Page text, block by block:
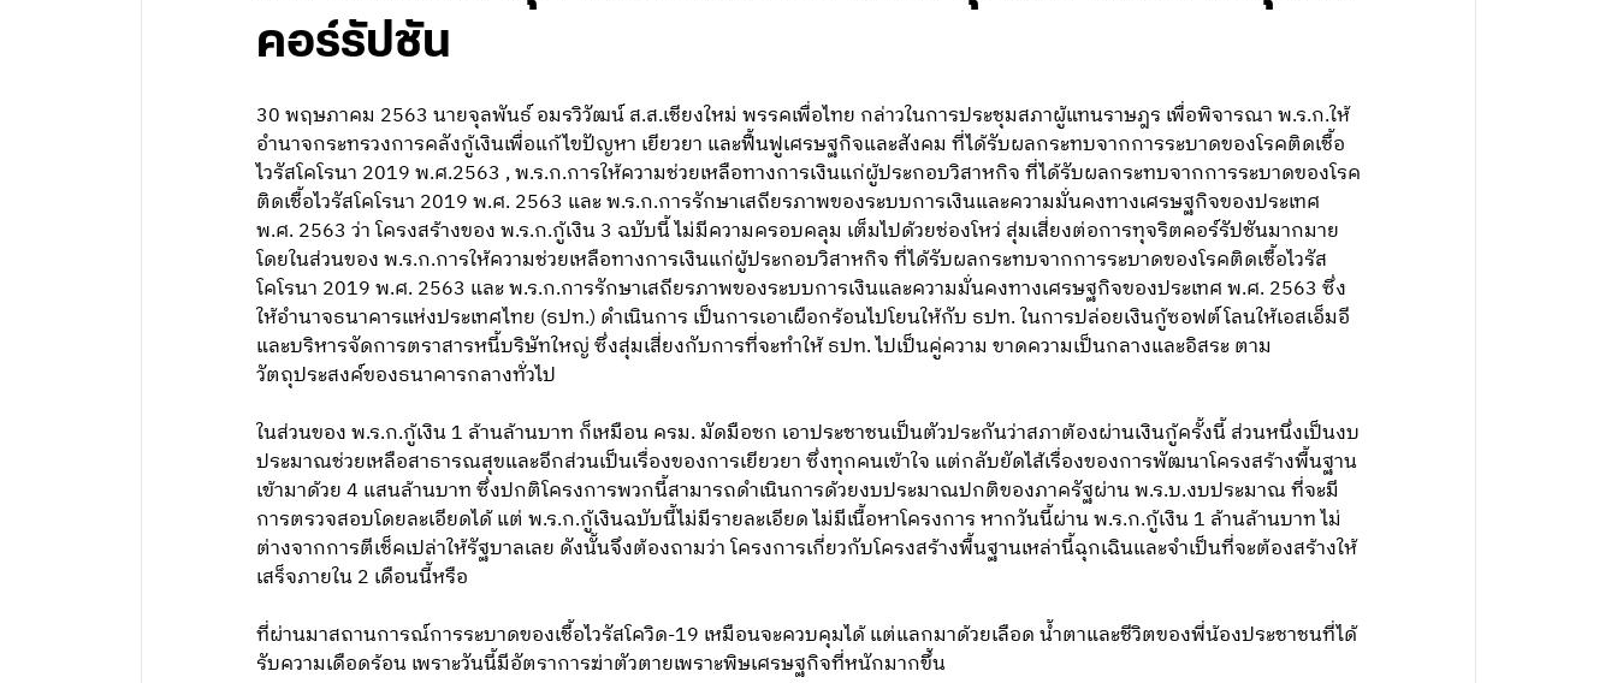
คอร์รัปชัน
30 พฤษภาคม 2563 นายจุลพันธ์ อมรวิวัฒน์ ส.ส.เชียงใหม่ พรรคเพื่อไทย กล่าวในการประชุมสภาผู้แทนราษฎร เพื่อพิจารณา พ.ร.ก.ให้
อำนาจกระทรวงการคลังกู้เงินเพื่อแก้ไขปัญหา เยียวยา และฟื้นฟูเศรษฐกิจและสังคม ที่ได้รับผลกระทบจากการระบาดของโรคติดเชื้อ
ไวรัสโคโรนา 2019 พ.ศ.2563 , พ.ร.ก.การให้ความช่วยเหลือทางการเงินแก่ผู้ประกอบวิสาหกิจ ที่ได้รับผลกระทบจากการระบาดของโรค
ติดเชื้อไวรัสโคโรนา 2019 พ.ศ. 2563 และ พ.ร.ก.การรักษาเสถียรภาพของระบบการเงินและความมั่นคงทางเศรษฐกิจของประเทศ
พ.ศ. 2563 ว่า โครงสร้างของ พ.ร.ก.กู้เงิน 3 ฉบับนี้ ไม่มีความครอบคลุม เต็มไปด้วยช่องโหว่ สุ่มเสี่ยงต่อการทุจริตคอร์รัปชันมากมาย
โดยในส่วนของ พ.ร.ก.การให้ความช่วยเหลือทางการเงินแก่ผู้ประกอบวิสาหกิจ ที่ได้รับผลกระทบจากการระบาดของโรคติดเชื้อไวรัส
โคโรนา 2019 พ.ศ. 2563 และ พ.ร.ก.การรักษาเสถียรภาพของระบบการเงินและความมั่นคงทางเศรษฐกิจของประเทศ พ.ศ. 2563 ซึ่ง
ให้อำนาจธนาคารแห่งประเทศไทย (ธปท.) ดำเนินการ เป็นการเอาเผือกร้อนไปโยนให้กับ ธปท. ในการปล่อยเงินกู้ซอฟต์โลนให้เอสเอ็มอี
และบริหารจัดการตราสารหนี้บริษัทใหญ่ ซึ่งสุ่มเสี่ยงกับการที่จะทำให้ ธปท. ไปเป็นคู่ความ ขาดความเป็นกลางและอิสระ ตาม
วัตถุประสงค์ของธนาคารกลางทั่วไป
ในส่วนของ พ.ร.ก.กู้เงิน 1 ล้านล้านบาท ก็เหมือน ครม. มัดมือชก เอาประชาชนเป็นตัวประกันว่าสภาต้องผ่านเงินกู้ครั้งนี้ ส่วนหนึ่งเป็นงบ
ประมาณช่วยเหลือสาธารณสุขและอีกส่วนเป็นเรื่องของการเยียวยา ซึ่งทุกคนเข้าใจ แต่กลับยัดไส้เรื่องของการพัฒนาโครงสร้างพื้นฐาน
เข้ามาด้วย 4 แสนล้านบาท ซึ่งปกติโครงการพวกนี้สามารถดำเนินการด้วยงบประมาณปกติของภาครัฐผ่าน พ.ร.บ.งบประมาณ ที่จะมี
การตรวจสอบโดยละเอียดได้ แต่ พ.ร.ก.กู้เงินฉบับนี้ไม่มีรายละเอียด ไม่มีเนื้อหาโครงการ หากวันนี้ผ่าน พ.ร.ก.กู้เงิน 1 ล้านล้านบาท ไม่
ต่างจากการตีเช็คเปล่าให้รัฐบาลเลย ดังนั้นจึงต้องถามว่า โครงการเกี่ยวกับโครงสร้างพื้นฐานเหล่านี้ฉุกเฉินและจำเป็นที่จะต้องสร้างให้
เสร็จภายใน 2 เดือนนี้หรือ
ที่ผ่านมาสถานการณ์การระบาดของเชื้อไวรัสโควิด-19 เหมือนจะควบคุมได้ แต่แลกมาด้วยเลือด น้ำตาและชีวิตของพี่น้องประชาชนที่ได้
รับความเดือดร้อน เพราะวันนี้มีอัตราการฆ่าตัวตายเพราะพิษเศรษฐกิจที่หนักมากขึ้น